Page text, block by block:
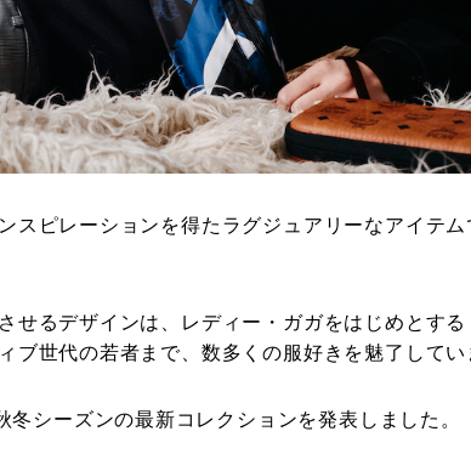
スピレーションを得たラグジュアリーなアイテ
せるデザインは、レディー・ガガをはじめとする
ブ世代の若者まで、数多くの服好きを魅了してい
シーズンの最新コレクションを発表しました。